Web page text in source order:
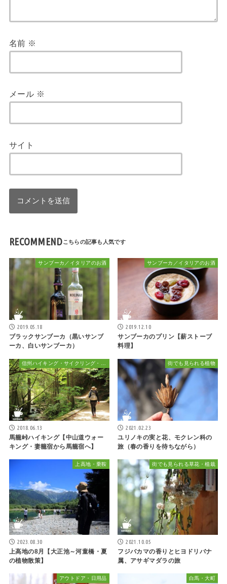
名前 ※
メール ※
サイト
RECOMMEND
サンブーカ／イタリアのお酒
2019.05.18
ブラックサンブーカ（黒いサンブ
ーカ、白いサンブーカ）
サンブーカ／イタリアのお酒
2019.12.10
サンブーカのプリン【薪ストーブ
料理】
信州ハイキング・サイクリング・植物散策&おでかけ
2018.06.13
馬籠峠ハイキング【中山道ウォー
キング・妻籠宿から馬籠宿へ】
街でも見られる植物
2021.02.23
ユリノキの実と花、モクレン科の
旅（春の香りを待ちながら）
上高地・乗鞍
2023.08.30
上高地の8月【大正池～河童橋・夏
の植物散策】
街でも見られる草花・植栽
2021.10.05
フジバカマの香りとヒヨドリバナ
属、アサギマダラの旅
アウトドア・日用品 白馬・大町